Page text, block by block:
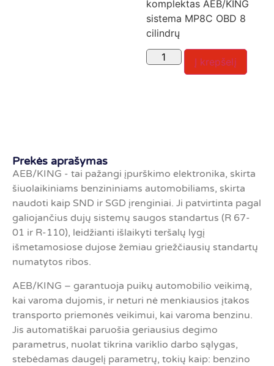
komplektas AEB/KING
sistema MP8C OBD 8
cilindrų
Į krepšelį
Prekės aprašymas
AEB/KING - tai pažangi įpurškimo elektronika, skirta
šiuolaikiniams benzininiams automobiliams, skirta
naudoti kaip SND ir SGD įrenginiai. Ji patvirtinta pagal
galiojančius dujų sistemų saugos standartus (R 67-
01 ir R-110), leidžianti išlaikyti teršalų lygį
išmetamosiose dujose žemiau griežčiausių standartų
numatytos ribos.
AEB/KING – garantuoja puikų automobilio veikimą,
kai varoma dujomis, ir neturi nė menkiausios įtakos
transporto priemonės veikimui, kai varoma benzinu.
Jis automatiškai paruošia geriausius degimo
parametrus, nuolat tikrina variklio darbo sąlygas,
stebėdamas daugelį parametrų, tokių kaip: benzino